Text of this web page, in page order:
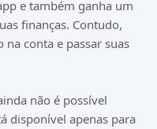
e também ganha um
finanças. Contudo,
na conta e passar suas
não é possível
disponível apenas para